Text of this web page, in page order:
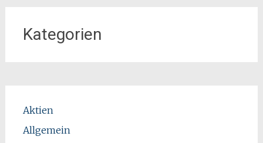
Kategorien
Aktien
Allgemein